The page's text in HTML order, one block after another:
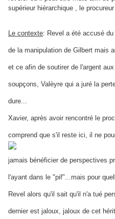
supérieur hiérarchique , le
Le contexte: Revel a été accusé
de la manipulation de Gilbert mais
et ce afin de soutirer de l'argent
soupçons, Valèyre qui a juré la
dure...
Xavier, après avoir rencontré le
comprend que s'il reste ici, il ne
jamais bénéficier de perspectives
l'ayant dans le "pif"...mais pour
Revel alors qu'il sait qu'il n'a tué
dernier est jaloux, jaloux de cet